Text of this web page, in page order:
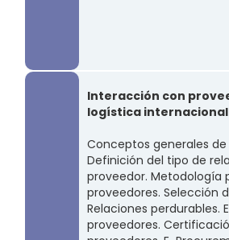
Interacción con
logística internacional
Conceptos generales
Definición del tipo de
proveedor. Metodología
proveedores. Selección
Relaciones perdurables.
proveedores.